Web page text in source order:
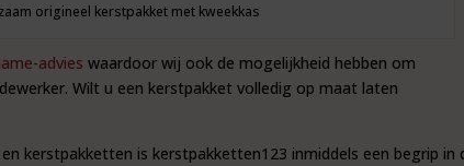
origineel kerstpakket met kweekkas
advies waardoor wij ook de mogelijkheid hebben om
Wilt u een kerstpakket volledig op maat laten
kerstpakketten is kerstpakketten123 inmiddels een begrip in